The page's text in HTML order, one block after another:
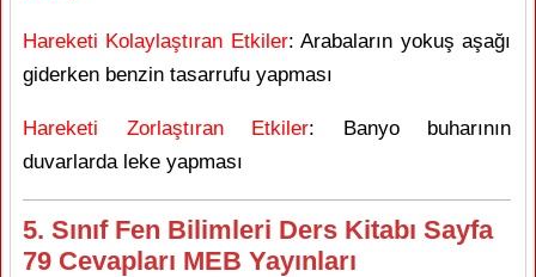
Hareketi Kolaylaştıran Etkiler: Arabaların yokuş aşağı
giderken benzin tasarrufu yapması
Hareketi Zorlaştıran Etkiler: Banyo buharının
duvarlarda leke yapması
5. Sınıf Fen Bilimleri Ders Kitabı Sayfa
79 Cevapları MEB Yayınları